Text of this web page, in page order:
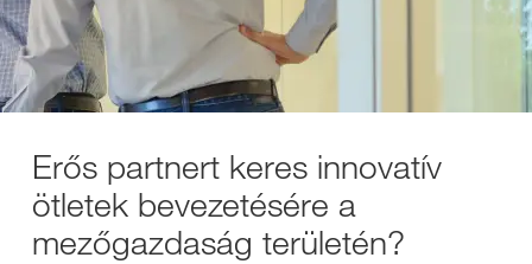
Erős partnert keres innovatív
ötletek bevezetésére a
mezőgazdaság területén?